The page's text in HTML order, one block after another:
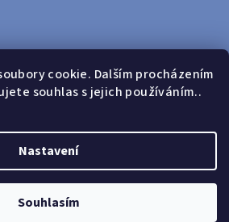
cookie. Dalším procházením
souhlas s jejich používáním..
Nastavení
Souhlasím
Instagramu
zdarma od 599 Kč